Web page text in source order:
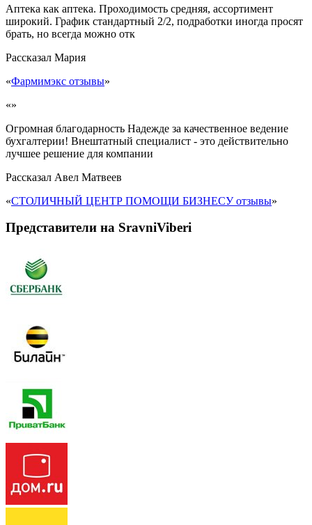
Аптека как аптека. Проходимость средняя, ассортимент
широкий. График стандартный 2/2, подработки иногда просят
брать, но всегда можно отк
Рассказал Мария
«Фармимэкс отзывы»
«»
Огромная благодарность Надежде за качественное ведение
бухгалтерии! Внештатный специалист - это действительно
лучшее решение для компании
Рассказал Авел Матвеев
«СТОЛИЧНЫЙ ЦЕНТР ПОМОЩИ БИЗНЕСУ отзывы»
Представители на SravniViberi